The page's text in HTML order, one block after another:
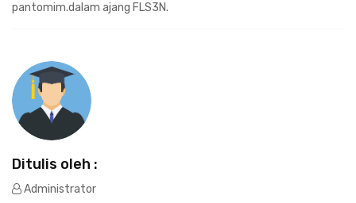
pantomim.dalam ajang FLS3N.
Ditulis oleh :
Administrator